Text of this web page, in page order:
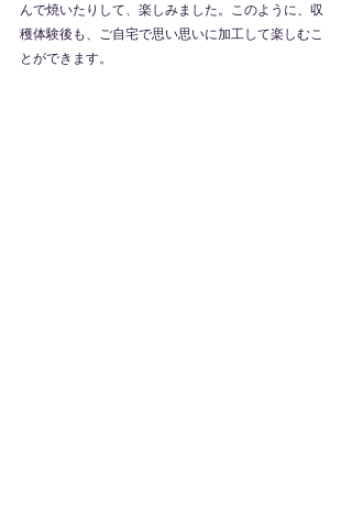
んで焼いたりして、楽しみました。このように、収
穫体験後も、ご自宅で思い思いに加工して楽しむこ
とができます。